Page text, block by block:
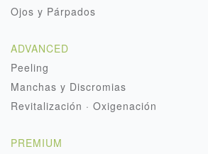
Ojos y Párpados
ADVANCED
Peeling
Manchas y Discromias
Revitalización · Oxigenación
PREMIUM